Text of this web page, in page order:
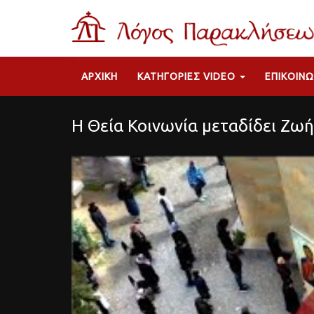
ΑΡΧΙΚΉ ΚΑΤΗΓΟΡΊΕΣ VIDEO
Η Θεία Κοινωνία μεταδίδει Ζωή